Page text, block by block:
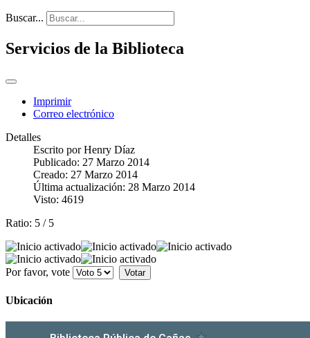
Buscar...
Servicios de la Biblioteca
Imprimir
Correo electrónico
Detalles
Escrito porHenry Díaz
Publicado: 27 Marzo 2014
Creado: 27 Marzo 2014
Última actualización: 28 Marzo 2014
Visto: 4619
Ratio: 5 / 5
Por favor, vote
Ubicación